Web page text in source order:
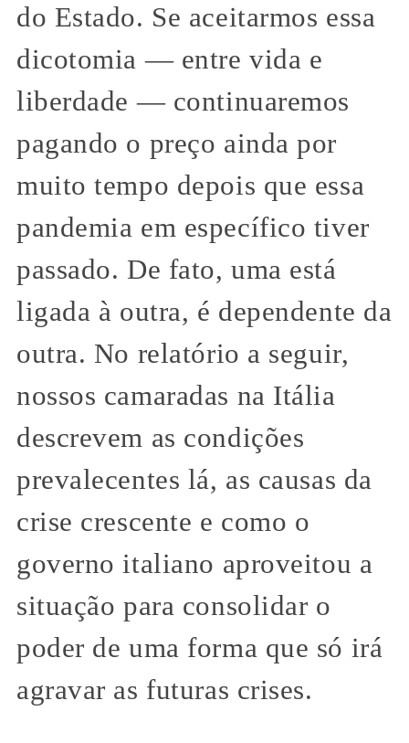
do Estado. Se aceitarmos essa
dicotomia — entre vida e
liberdade — continuaremos
pagando o preço ainda por
muito tempo depois que essa
pandemia em específico tiver
passado. De fato, uma está
ligada à outra, é dependente da
outra. No relatório a seguir,
nossos camaradas na Itália
descrevem as condições
prevalecentes lá, as causas da
crise crescente e como o
governo italiano aproveitou a
situação para consolidar o
poder de uma forma que só irá
agravar as futuras crises.